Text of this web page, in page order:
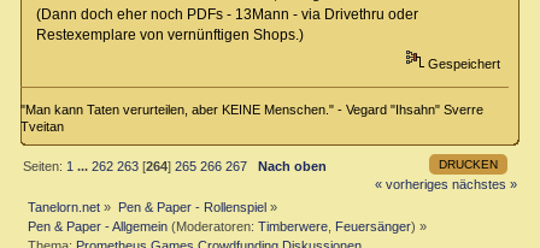
(Dann doch eher noch PDFs - 13Mann - via Drivethru oder
Restexemplare von vernünftigen Shops.)
Gespeichert
"Man kann Taten verurteilen, aber KEINE Menschen." - Vegard "Ihsahn" Sverre
Tveitan
DRUCKEN
Seiten: 1 ...262 263 [264]265 266 267
Nach oben
« vorheriges nächstes »
Tanelorn.net » Pen & Paper - Rollenspiel»
Pen & Paper - Allgemein (Moderatoren:Timberwere Feuersänger) »